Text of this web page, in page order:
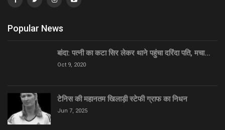
Popular News
बांदा: पत्नी का कटा सिर लेकर थाने पहुंचा दरिंदा पति, मचा…
Oct 9, 2020
टेनिस की महानतम खिलाड़ी स्टेफी ग्राफ का निधन
Jun 7, 2025